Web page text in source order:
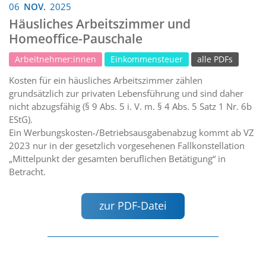
06 NOV. 2025
Häusliches Arbeitszimmer und
Homeoffice-Pauschale
Arbeitnehmer:innen Einkommensteuer alle PDFs
Kosten für ein häusliches Arbeitszimmer zählen
grundsätzlich zur privaten Lebensführung und sind daher
nicht abzugsfähig (§ 9 Abs. 5 i. V. m. § 4 Abs. 5 Satz 1 Nr. 6b
EStG).
Ein Werbungskosten-/Betriebsausgabenabzug kommt ab VZ
2023 nur in der gesetzlich vorgesehenen Fallkonstellation
„Mittelpunkt der gesamten beruflichen Betätigung“ in
Betracht.
zur PDF-Datei